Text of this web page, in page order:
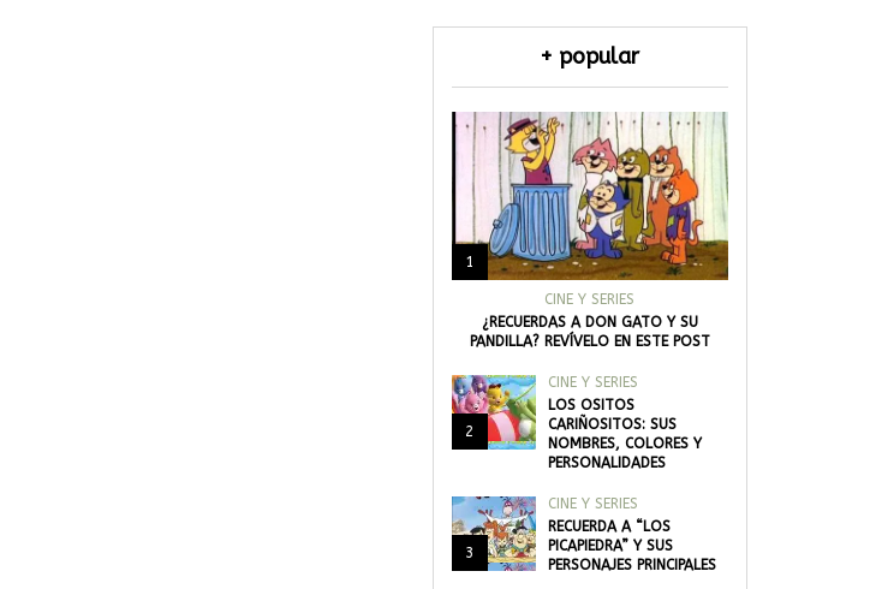
+ popular
1
CINE Y SERIES
¿RECUERDAS A DON GATO Y SU
PANDILLA? REVÍVELO EN ESTE POST
2
CINE Y SERIES
LOS OSITOS
CARIÑOSITOS: SUS
NOMBRES, COLORES Y
PERSONALIDADES
3
CINE Y SERIES
RECUERDA A “LOS
PICAPIEDRA” Y SUS
PERSONAJES PRINCIPALES